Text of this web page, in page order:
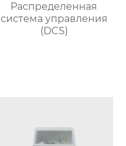
Распределенная
система управления
(DCS)